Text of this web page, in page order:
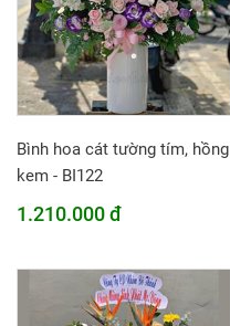
Bình hoa cát tường tím, hồng
kem - BI122
1.210.000 đ